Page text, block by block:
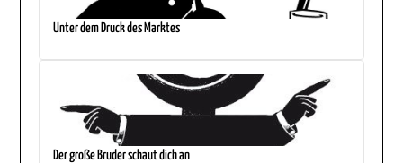
Unter dem Druck des Marktes
Der große Bruder schaut dich an